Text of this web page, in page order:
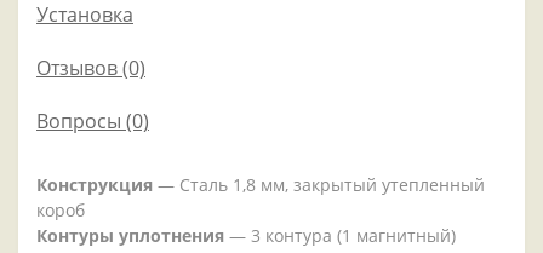
Установка
Отзывов (0)
Вопросы (0)
Конструкция — Сталь 1,8 мм, закрытый утепленный
короб
Контуры уплотнения — 3 контура (1 магнитный)